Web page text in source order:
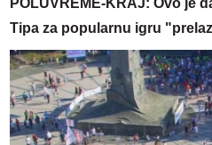
POLUVREME-KRAJ: Ovo je
Tipa za popularnu igru